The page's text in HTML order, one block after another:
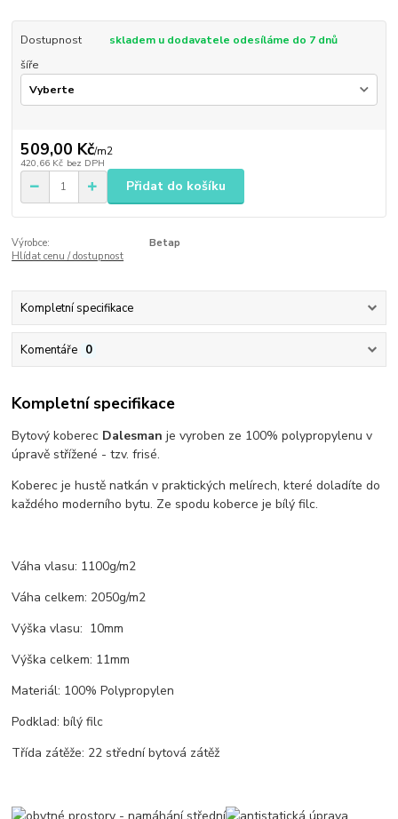
Dostupnost
skladem u dodavatele odesíláme do 7 dnů
šíře
509,00 Kč/m2
420,66 Kč bez DPH
Přidat do košíku
Výrobce:
Betap
Hlídat cenu / dostupnost
Kompletní specifikace
Komentáře 0
Kompletní specifikace
Bytový koberec Dalesman je vyroben ze 100% polypropylenu v
úpravě střížené - tzv. frisé.
Koberec je hustě natkán v praktických melírech, které doladíte do
každého moderního bytu. Ze spodu koberce je bílý filc.
Váha vlasu: 1100g/m2
Váha celkem: 2050g/m2
Výška vlasu: 10mm
Výška celkem: 11mm
Materiál: 100% Polypropylen
Podklad: bílý filc
Třída zátěže: 22 střední bytová zátěž